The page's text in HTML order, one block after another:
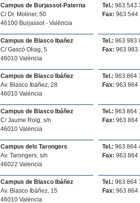
Campus de Burjassot-Paterna
C/ Dr. Moliner, 50
46100 Burjassot - València
Tel.: 963 543
Fax: 963 544
Campus de Blasco Ibañez
C/ Gascó Oliag, 5
46010 València
Tel.: 963 983
Fax: 963 983
Campus de Blasco Ibáñez
Av. Blasco Ibáñez, 28
46010 València
Tel.: 963 864
Fax: 963 864
Campus de Blasco Ibáñez
C/ Jaume Roig, s/n
46010 València
Tel.: 963 864
Fax: 963 864
Campus dels Tarongers
Av. Tarongers, s/n
46022 Valencia
Tel.: 963 864
Fax: 963 864
Campus de Blasco Ibáñez
Av. Blasco Ibáñez, 15
46010 València
Tel.: 963 864
Fax: 963 864